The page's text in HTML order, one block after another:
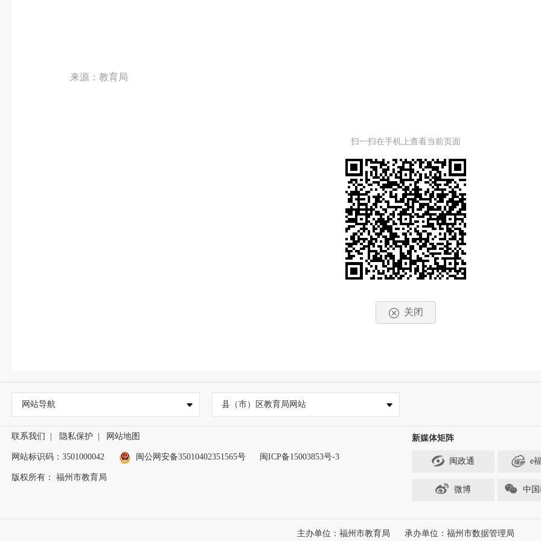
来源：教育局
扫一扫在手机上查看当前页面
关闭
网站导航 县（市）区教育局网站
联系我们 隐私保护 网站地图
网站标识码：3501000042 闽公网安备35010402351565号 闽ICP备15003853号-3
版权所有： 福州市教育局
新媒体矩阵
闽政通 e
微博 中
主办单位：福州市教育局 承办单位：福州市数据管理局